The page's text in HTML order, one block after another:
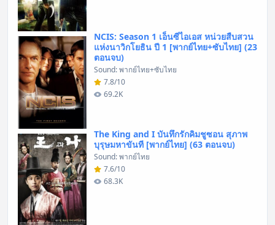
NCIS: Season 1 เอ็นซีไอเอส หน่วยสืบสวน
แห่งนาวิกโยธิน ปี 1 [พากย์ไทย+ซับไทย] (23
ตอนจบ)
Sound: พากย์ไทย+ซับไทย
7.8/10
69.2K
The King and I บันทึกรักคิมชูซอน สุภาพ
บุรุษมหาขันที [พากย์ไทย] (63 ตอนจบ)
Sound: พากย์ไทย
7.6/10
68.3K